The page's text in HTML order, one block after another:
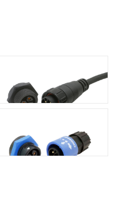
Middle 3 Pin (20A) Screw